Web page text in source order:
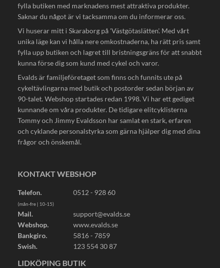
fylla butiken med marknadens mest attraktiva produkter.
Saknar du något är vi tacksamma om du informerar oss.
Vi huserar mitt i Skaraborg på 'Västgötaslätten'. Med vårt
unika läge kan vi hålla nere omkostnaderna, ha rätt pris samt
fylla upp butiken och lagret till bristningsgräns för att snabbt
kunna förse dig som kund med cykel och varor.
Evalds är familjeföretaget som finns och funnits ute på
cykeltävlingarna med butik och postorder sedan början av
90-talet. Webshop startades redan 1998. Vi har ett gediget
kunnande om våra produkter. De tidigare elitcyklisterna
Tommy och Jimmy Evaldsson har samlat en stark, erfaren
och cyklande personalstyrka som gärna hjälper dig med dina
frågor och önskemål.
KONTAKT WEBSHOP
Telefon. 0512 - 928 60
(mån-fre | 10-15)
Mail.
support@evalds.se
Webshop.
www.evalds.se
Bankgiro.
5816 - 7859
Swish.
123 554 30 87
LIDKÖPING BUTIK